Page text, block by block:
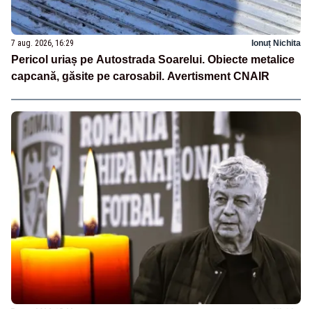
7 aug. 2026, 16:29 Ionuț Nichita
Pericol uriaș pe Autostrada Soarelui. Obiecte metalice
capcană, găsite pe carosabil. Avertisment CNAIR